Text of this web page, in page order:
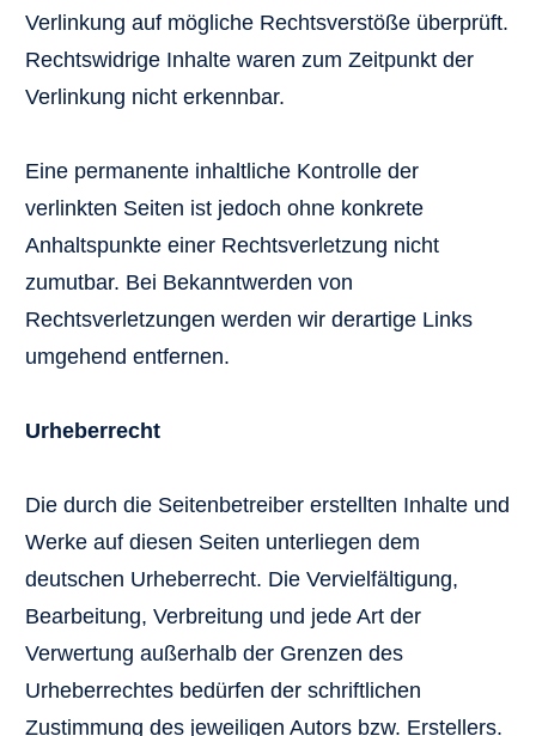
Verlinkung auf mögliche Rechtsverstöße überprüft.
Rechtswidrige Inhalte waren zum Zeitpunkt der
Verlinkung nicht erkennbar.
Eine permanente inhaltliche Kontrolle der
verlinkten Seiten ist jedoch ohne konkrete
Anhaltspunkte einer Rechtsverletzung nicht
zumutbar. Bei Bekanntwerden von
Rechtsverletzungen werden wir derartige Links
umgehend entfernen.
Urheberrecht
Die durch die Seitenbetreiber erstellten Inhalte und
Werke auf diesen Seiten unterliegen dem
deutschen Urheberrecht. Die Vervielfältigung,
Bearbeitung, Verbreitung und jede Art der
Verwertung außerhalb der Grenzen des
Urheberrechtes bedürfen der schriftlichen
Zustimmung des jeweiligen Autors bzw. Erstellers.